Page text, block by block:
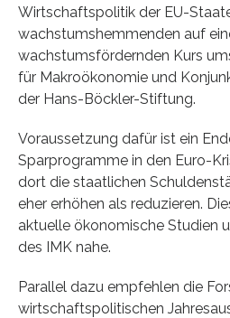
Wirtschaftspolitik der EU-
wachstumshemmenden auf
wachstumsfördernden Kurs
für Makroökonomie und
der Hans-Böckler-Stiftung.
Voraussetzung dafür ist ein
Sparprogramme in den Euro-
dort die staatlichen
eher erhöhen als reduzieren.
aktuelle ökonomische Studien
des IMK nahe.
Parallel dazu empfehlen die
wirtschaftspolitischen